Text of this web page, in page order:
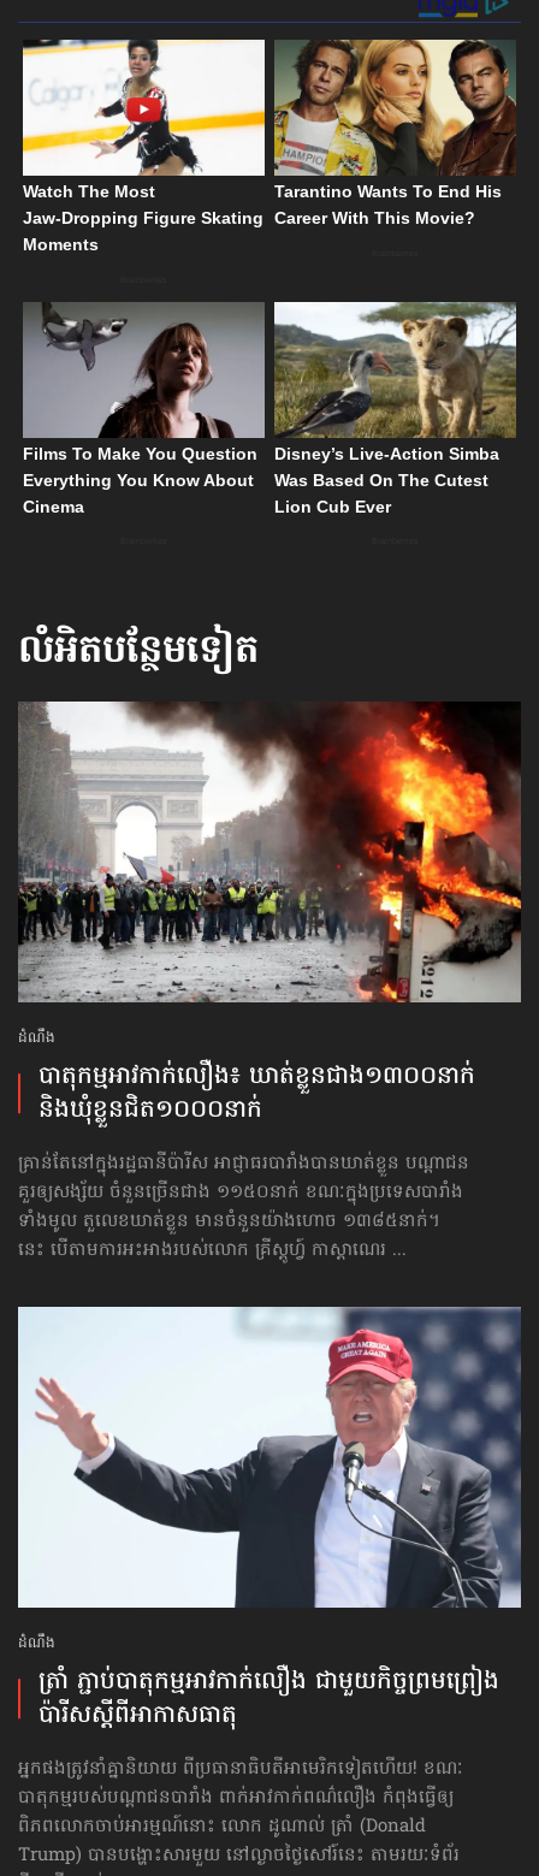
លំអិតបន្ថែមទៀត
ដំណឹង
បាតុកម្មអាវកាក់លឿង៖ ឃាត់ខ្លួនជាង១៣០០នាក់
និងឃុំខ្លួនជិត១០០០នាក់
គ្រាន់តែនៅក្នុងរដ្ឋធានីប៉ារីស អាជ្ញាធរបារាំងបានឃាត់ខ្លួន បណ្ដាជន
គួរឲ្យសង្ស័យ ចំនួនច្រើនជាង ១១៥០នាក់ ខណៈក្នុងប្រទេសបារាំង
ទាំងមូល តួលេខឃាត់ខ្លួន មានចំនួនយ៉ាងហោច ១៣៨៥នាក់។
នេះ បើតាមការអះអាង​របស់លោក គ្រីស្តូហ្វ៍ កាស្ដាណេរ ...
ដំណឹង
ត្រាំ ភ្ជាប់​បាតុកម្ម​អាវកាក់​លឿង ជាមួយ​កិច្ច​ព្រមព្រៀង​
ប៉ារីស​ស្ដីពី​អាកាសធាតុ
អ្នកផងត្រូវនាំគ្នា​និយាយ ពីប្រធានាធិបតី​អាមេរិកទៀតហើយ! ខណៈ
បាតុកម្មរបស់​បណ្ដាជន​បារាំង ពាក់អាវកាក់ពណ៌លឿង កំពុងធ្វើឲ្យ
ពិភពលោក​ចាប់អារម្មណ៍នោះ លោក ដូណាល់ ត្រាំ (Donald
Trump) បានបង្ហោះសារមួយ នៅល្ងាចថ្ងៃសៅរ៍នេះ តាមរយៈទំព័រ